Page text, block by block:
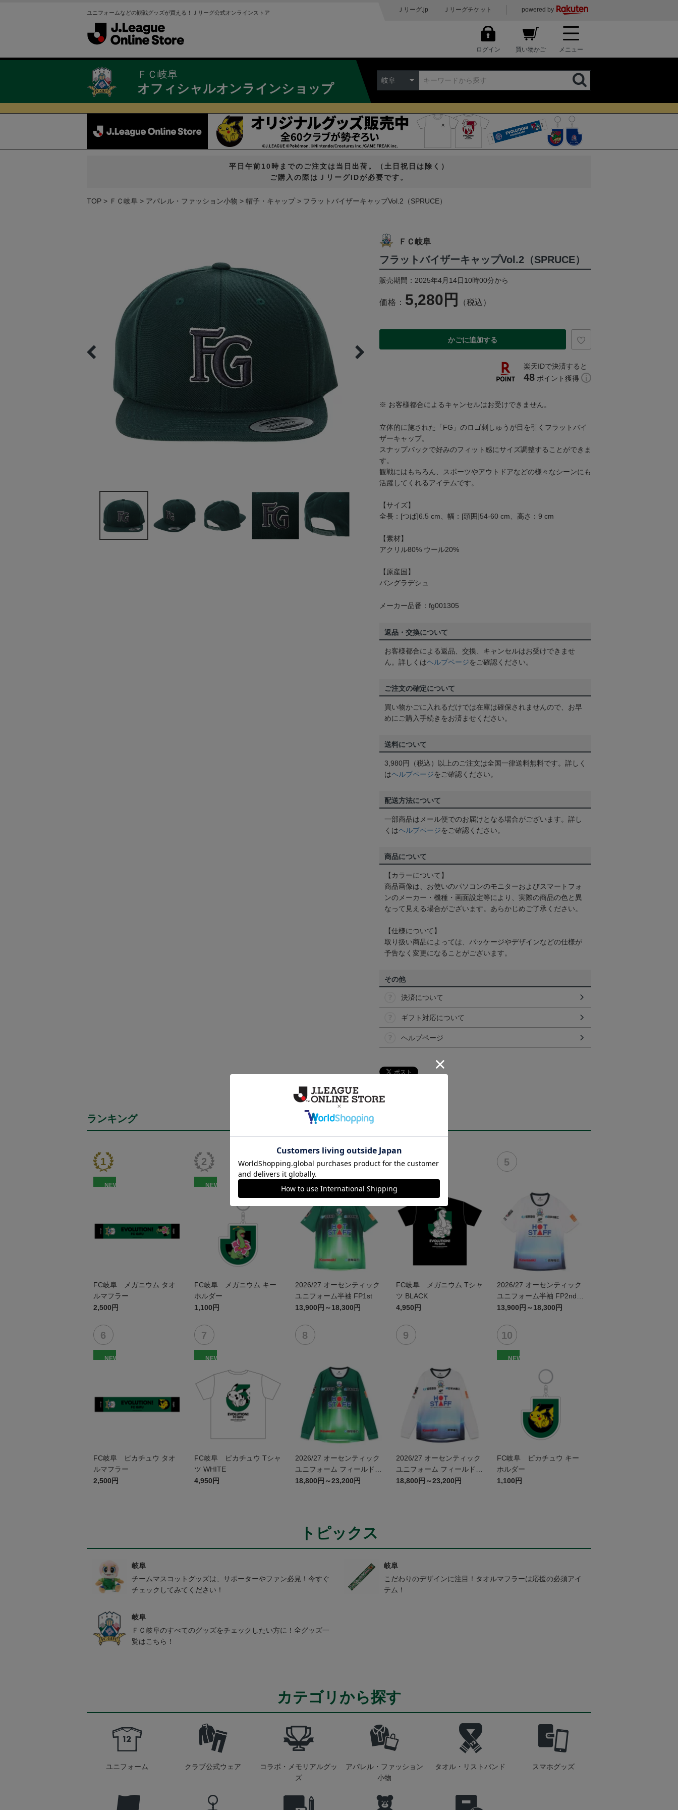
ユニフォームなどの観戦グッズが買える！Ｊリーグ公式オンラインストア Ｊリーグ.jp Ｊリーグチケット powered by
ログイン 買い物かご メニュー
ＦＣ岐阜
オフィシャルオンラインショップ
岐阜
平日午前10時までのご注文は当日出荷。（土日祝日は除く）
ご購入の際はＪリーグIDが必要です。
TOP ＦＣ岐阜 アパレル・ファッション小物 帽子・キャップ フラットバイザーキャップVol.2（SPRUCE）
ＦＣ岐阜
フラットバイザーキャップVol.2（SPRUCE）
販売期間：2025年4月14日10時00分から
価格： 5,280円 （税込）
かごに追加する
楽天IDで決済すると
48 ポイント獲得
※ お客様都合によるキャンセルはお受けできません。
立体的に施された「FG」のロゴ刺しゅうが目を引くフラットバイ
ザーキャップ。
スナップバックで好みのフィット感にサイズ調整することができま
す。
観戦にはもちろん、スポーツやアウトドアなどの様々なシーンにも
活躍してくれるアイテムです。
【サイズ】
全長：[つば]6.5 cm、幅：[頭囲]54-60 cm、高さ：9 cm
【素材】
アクリル80% ウール20%
【原産国】
バングラデシュ
メーカー品番：fg001305
返品・交換について
お客様都合による返品、交換、キャンセルはお受けできませ
ん。詳しくはヘルプページをご確認ください。
ご注文の確定について
買い物かごに入れるだけでは在庫は確保されませんので、お早
めにご購入手続きをお済ませください。
送料について
3,980円（税込）以上のご注文は全国一律送料無料です。詳しく
はヘルプページをご確認ください。
配送方法について
一部商品はメール便でのお届けとなる場合がございます。詳し
くはヘルプページをご確認ください。
商品について
【カラーについて】
商品画像は、お使いのパソコンのモニターおよびスマートフォ
ンのメーカー・機種・画面設定等により、実際の商品の色と異
なって見える場合がございます。あらかじめご了承ください。
【仕様について】
取り扱い商品によっては、パッケージやデザインなどの仕様が
予告なく変更になることがございます。
その他
決済について
ギフト対応について
ヘルプページ
ランキング
NEW
FC岐阜 メガニウム タオ
ルマフラー
2,500円
NEW
FC岐阜 メガニウム キー
ホルダー
1,100円
2026/27 オーセンティック
ユニフォーム半袖 FP1st
13,900円～18,300円
FC岐阜 メガニウム Tシャ
ツ BLACK
4,950円
2026/27 オーセンティック
ユニフォーム半袖 FP2nd~
岐阜かかみがはら航空宇宙
~
13,900円～18,300円
NEW
FC岐阜 ピカチュウ タオ
ルマフラー
2,500円
NEW
FC岐阜 ピカチュウ Tシャ
ツ WHITE
4,950円
2026/27 オーセンティック
ユニフォーム フィールドプ
レイヤー 1st 長袖
18,800円～23,200円
2026/27 オーセンティック
ユニフォーム フィールドプ
レイヤー 2nd 長袖 ~岐阜か
18,800円～23,200円
NEW
FC岐阜 ピカチュウ キー
ホルダー
1,100円
トピックス
岐阜
チームマスコットグッズは、サポーターやファン必見！今すぐ
チェックしてみてください！
岐阜
こだわりのデザインに注目！タオルマフラーは応援の必須アイ
テム！
岐阜
ＦＣ岐阜のすべてのグッズをチェックしたい方に！全グッズ一
覧はこちら！
カテゴリから探す
ユニフォーム クラブ公式ウェア
コラボ・メモリアルグッ
ズ
アパレル・ファッション
小物
タオル・リストバンド スマホグッズ